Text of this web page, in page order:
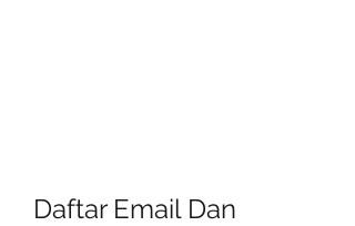
Daftar Email Dan